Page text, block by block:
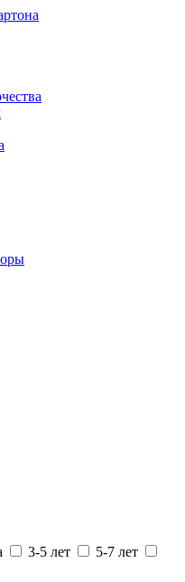
3-5 лет
5-7 лет